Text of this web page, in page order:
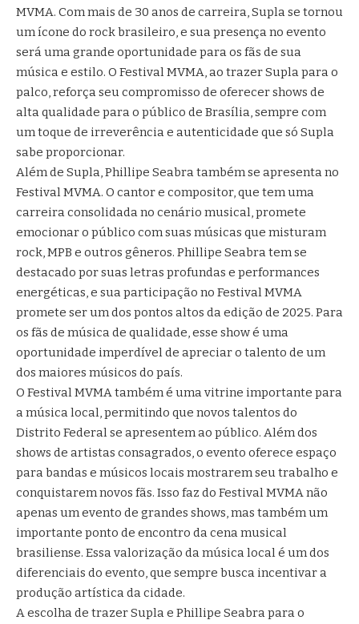
MVMA. Com mais de 30 anos de carreira, Supla se tornou
um ícone do rock brasileiro, e sua presença no evento
será uma grande oportunidade para os fãs de sua
música e estilo. O Festival MVMA, ao trazer Supla para o
palco, reforça seu compromisso de oferecer shows de
alta qualidade para o público de Brasília, sempre com
um toque de irreverência e autenticidade que só Supla
sabe proporcionar.
Além de Supla, Phillipe Seabra também se apresenta no
Festival MVMA. O cantor e compositor, que tem uma
carreira consolidada no cenário musical, promete
emocionar o público com suas músicas que misturam
rock, MPB e outros gêneros. Phillipe Seabra tem se
destacado por suas letras profundas e performances
energéticas, e sua participação no Festival MVMA
promete ser um dos pontos altos da edição de 2025. Para
os fãs de música de qualidade, esse show é uma
oportunidade imperdível de apreciar o talento de um
dos maiores músicos do país.
O Festival MVMA também é uma vitrine importante para
a música local, permitindo que novos talentos do
Distrito Federal se apresentem ao público. Além dos
shows de artistas consagrados, o evento oferece espaço
para bandas e músicos locais mostrarem seu trabalho e
conquistarem novos fãs. Isso faz do Festival MVMA não
apenas um evento de grandes shows, mas também um
importante ponto de encontro da cena musical
brasiliense. Essa valorização da música local é um dos
diferenciais do evento, que sempre busca incentivar a
produção artística da cidade.
A escolha de trazer Supla e Phillipe Seabra para o